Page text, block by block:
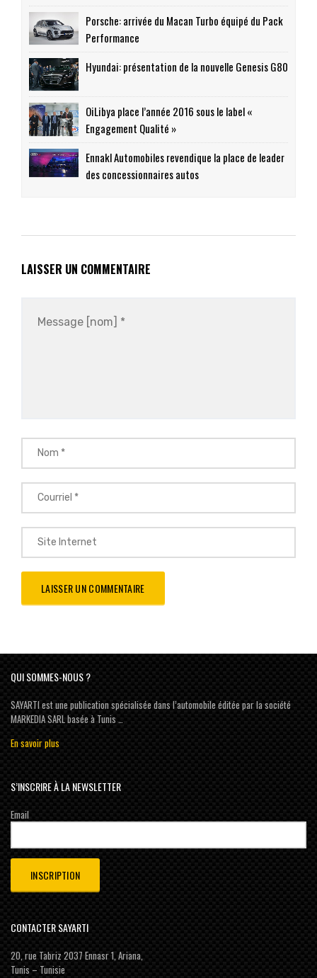
Porsche: arrivée du Macan Turbo équipé du Pack
Performance
Hyundai: présentation de la nouvelle Genesis G80
OiLibya place l’année 2016 sous le label «
Engagement Qualité »
Ennakl Automobiles revendique la place de leader
des concessionnaires autos
LAISSER UN COMMENTAIRE
QUI SOMMES-NOUS ?
SAYARTI est une publication spécialisée dans l’automobile éditée par la société
MARKEDIA SARL basée à Tunis …
En savoir plus
S’INSCRIRE À LA NEWSLETTER
Email
CONTACTER SAYARTI
20, rue Tabriz 2037 Ennasr 1, Ariana,
Tunis – Tunisie